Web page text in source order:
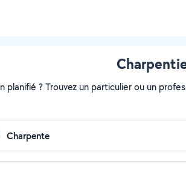
planifié ? Trouvez un particulier ou un